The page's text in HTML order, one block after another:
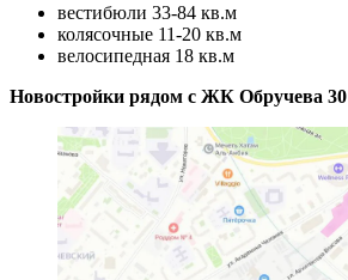
вестибюли 33-84 кв.м
колясочные 11-20 кв.м
велосипедная 18 кв.м
Новостройки рядом с ЖК Обручева 30